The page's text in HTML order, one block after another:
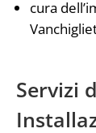
cura
Servizi